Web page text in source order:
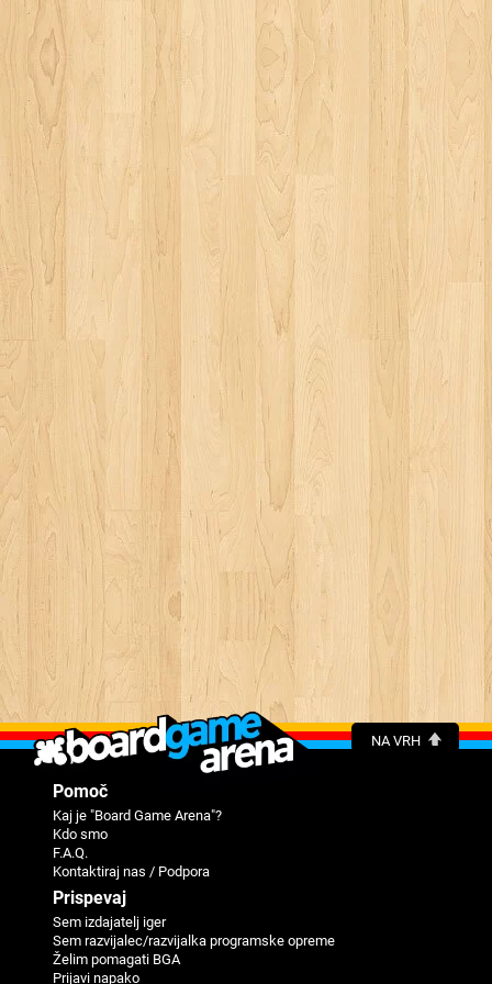
NA VRH
Pomoč
Kaj je "Board Game Arena"?
Kdo smo
F.A.Q.
Kontaktiraj nas / Podpora
Prispevaj
Sem izdajatelj iger
Sem razvijalec/razvijalka programske opreme
Želim pomagati BGA
Prijavi napako